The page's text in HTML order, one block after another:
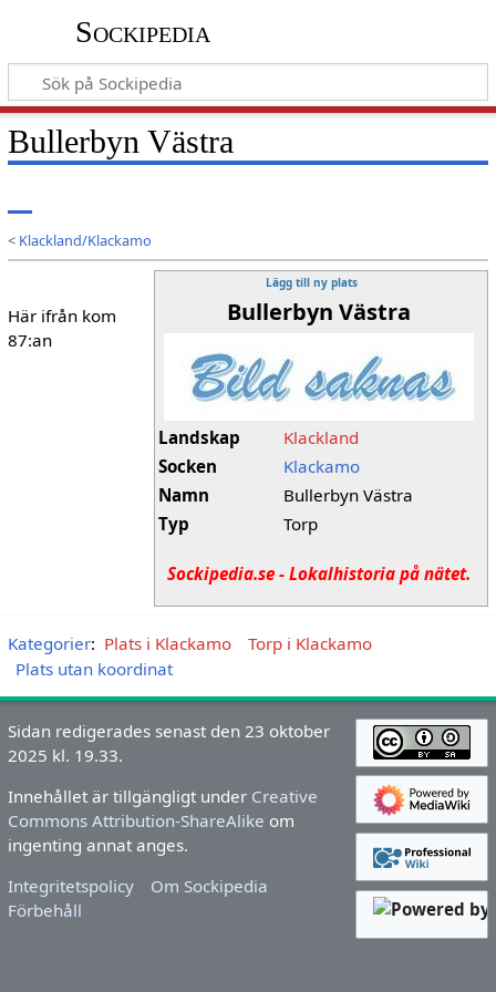
Sockipedia
Bullerbyn Västra
< Klackland/Klackamo
Lägg till ny plats
Bullerbyn Västra
Landskap
Klackland
Socken
Klackamo
Namn
Bullerbyn Västra
Typ
Torp
Sockipedia.se - Lokalhistoria på nätet.
Här ifrån kom
87:an
Kategorier: Plats i Klackamo
Torp i Klackamo
Plats utan koordinat
Sidan redigerades senast den 23 oktober
2025 kl. 19.33.
Innehållet är tillgängligt under Creative
Commons Attribution-ShareAlike om
ingenting annat anges.
Integritetspolicy
Om Sockipedia
Förbehåll